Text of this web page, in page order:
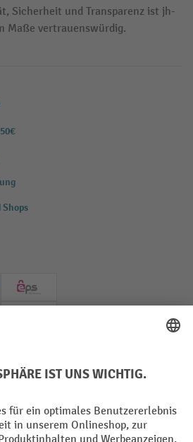
Sicherheit und Transparenz ist jh-
Maße vertrauenswürdig.
(Visa)
EPS